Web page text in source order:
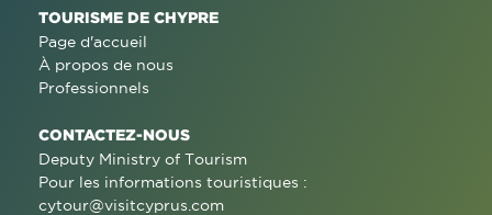
TOURISME DE CHYPRE
Page d'accueil
À propos de nous
Professionnels
CONTACTEZ-NOUS
Deputy Ministry of Tourism
Pour les informations touristiques :
cytour@visitcyprus.com